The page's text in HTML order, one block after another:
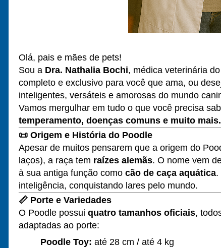
Olá, pais e mães de pets!
Sou a Dra. Nathalia Bochi, médica veterinária do
completo e exclusivo para você que ama, ou
inteligentes, versáteis e amorosas do mundo
Vamos mergulhar em tudo o que você precisa
temperamento, doenças comuns e muito mais.
📜 Origem e História do Poodle
Apesar de muitos pensarem que a origem do
laços), a raça tem raízes alemãs. O nome vem
à sua antiga função como cão de caça aquática.
inteligência, conquistando lares pelo mundo.
📏 Porte e Variedades
O Poodle possui quatro tamanhos oficiais,
adaptadas ao porte:
Poodle Toy: até 28 cm / até 4 kg